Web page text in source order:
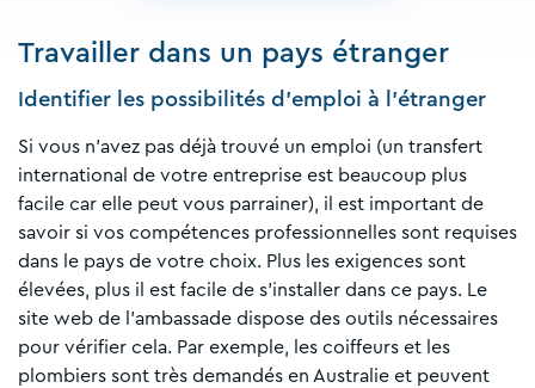
Travailler dans un pays étranger
Identifier les possibilités d'emploi à l'étranger
Si vous n'avez pas déjà trouvé un emploi (un transfert
international de votre entreprise est beaucoup plus
facile car elle peut vous parrainer), il est important de
savoir si vos compétences professionnelles sont requises
dans le pays de votre choix. Plus les exigences sont
élevées, plus il est facile de s'installer dans ce pays. Le
site web de l'ambassade dispose des outils nécessaires
pour vérifier cela. Par exemple, les coiffeurs et les
plombiers sont très demandés en Australie et peuvent